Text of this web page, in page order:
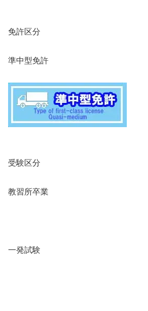
免許区分
準中型免許
受験区分
教習所卒業
一発試験